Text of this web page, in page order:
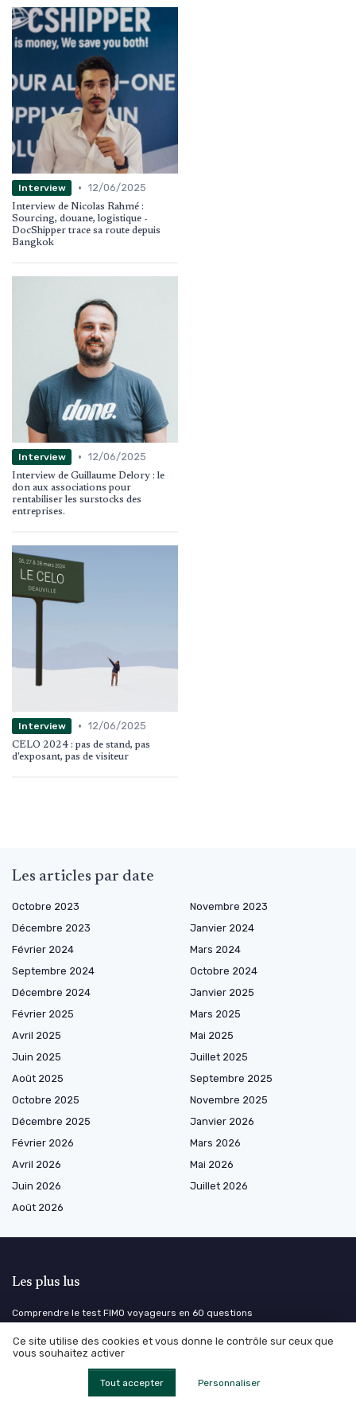
Interview • 12/06/2025
Interview de Nicolas Rahmé :
Sourcing, douane, logistique -
DocShipper trace sa route depuis
Bangkok
Interview • 12/06/2025
Interview de Guillaume Delory : le
don aux associations pour
rentabiliser les surstocks des
entreprises.
Interview • 12/06/2025
CELO 2024 : pas de stand, pas
d'exposant, pas de visiteur
Les articles par date
Octobre 2023
Novembre 2023
Décembre 2023
Janvier 2024
Février 2024
Mars 2024
Septembre 2024
Octobre 2024
Décembre 2024
Janvier 2025
Février 2025
Mars 2025
Avril 2025
Mai 2025
Juin 2025
Juillet 2025
Août 2025
Septembre 2025
Octobre 2025
Novembre 2025
Décembre 2025
Janvier 2026
Février 2026
Mars 2026
Avril 2026
Mai 2026
Juin 2026
Juillet 2026
Août 2026
Les plus lus
Comprendre le test FIMO voyageurs en 60 questions
Obtenez un modèle gratuit de plan de maîtrise sanitaire vierge sous
Word pour optimiser votre chaîne d’approvisionnement
Comment acheter une ration militaire française : guide pour les
Ce site utilise des cookies et vous donne le contrôle sur ceux que
vous souhaitez activer
Tout accepter Personnaliser